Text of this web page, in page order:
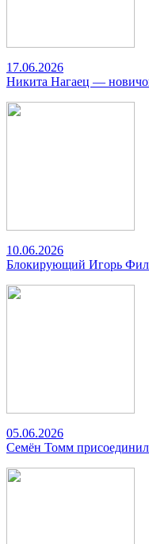
17.06.2026
Никита Нагаец —
10.06.2026
Блокирующий Игорь
05.06.2026
Семён Томм